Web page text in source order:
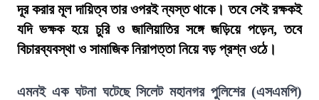
দূর করার মূল দায়িত্ব তার ওপরই ন্যস্ত থাকে। তবে সেই রক্ষকই
যদি ভক্ষক হয়ে চুরি ও জালিয়াতির সঙ্গে জড়িয়ে পড়েন, তবে
বিচারব্যবস্থা ও সামাজিক নিরাপত্তা নিয়ে বড় প্রশ্ন ওঠে।
এমনই এক ঘটনা ঘটেছে সিলেট মহানগর পুলিশের (এসএমপি)